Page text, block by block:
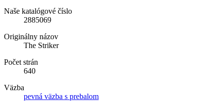
Naše katalógové číslo
2885069
Originálny názov
The Striker
Počet strán
640
Väzba
pevná väzba s prebalom